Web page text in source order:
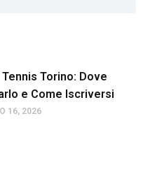
Torino: Dove
e Come Iscriversi
16, 2026